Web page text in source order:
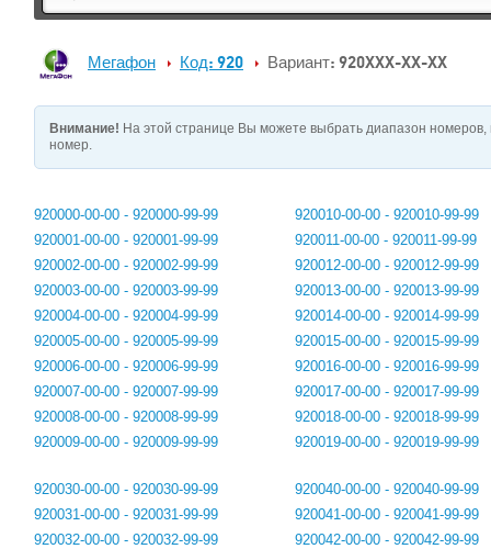
Мегафон Код: 920 Вариант: 920XXX-XX-XX
Внимание! На этой странице Вы можете выбрать диапазон
номер.
920000-00-00 - 920000-99-99
920001-00-00 - 920001-99-99
920002-00-00 - 920002-99-99
920003-00-00 - 920003-99-99
920004-00-00 - 920004-99-99
920005-00-00 - 920005-99-99
920006-00-00 - 920006-99-99
920007-00-00 - 920007-99-99
920008-00-00 - 920008-99-99
920009-00-00 - 920009-99-99
920010-00-00 - 920010-99-99
920011-00-00 - 920011-99-99
920012-00-00 - 920012-99-99
920013-00-00 - 920013-99-99
920014-00-00 - 920014-99-99
920015-00-00 - 920015-99-99
920016-00-00 - 920016-99-99
920017-00-00 - 920017-99-99
920018-00-00 - 920018-99-99
920019-00-00 - 920019-99-99
920030-00-00 - 920030-99-99
920031-00-00 - 920031-99-99
920032-00-00 - 920032-99-99
920040-00-00 - 920040-99-99
920041-00-00 - 920041-99-99
920042-00-00 - 920042-99-99